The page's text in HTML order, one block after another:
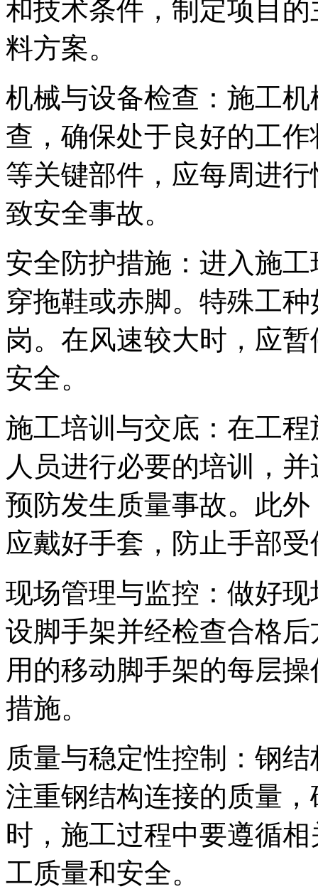
和技术条件，制定项目
料方案。
机械与设备检查：施工
查，确保处于良好的工
等关键部件，应每周进
致安全事故。
安全防护措施：进入施
穿拖鞋或赤脚。特殊工
岗。在风速较大时，应
安全。
施工培训与交底：在工
人员进行必要的培训，
预防发生质量事故。此
应戴好手套，防止手部受
现场管理与监控：做好
设脚手架并经检查合格
用的移动脚手架的每层
措施。
质量与稳定性控制：钢
注重钢结构连接的质量
时，施工过程中要遵循
工质量和安全。